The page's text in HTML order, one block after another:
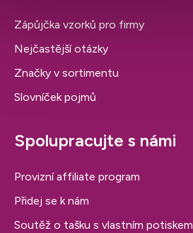
Zápůjčka vzorků pro firmy
Nejčastější otázky
Značky v sortimentu
Slovníček pojmů
Spolupracujte s námi
Provizní affiliate program
Přidej se k nám
Soutěž o tašku s vlastním potiskem